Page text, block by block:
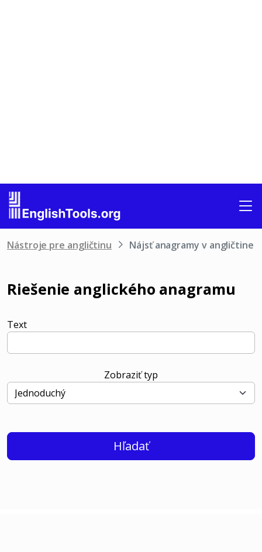
Nástroje pre angličtinu Nájsť anagramy v angličtine
Riešenie anglického anagramu
Text
Zobraziť typ
Hľadať